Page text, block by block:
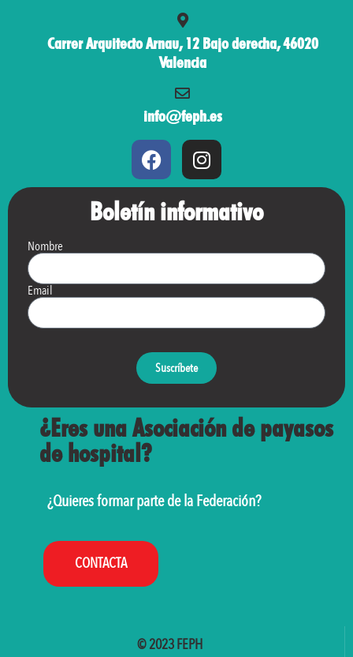
Carrer Arquitecto Arnau, 12 Bajo derecha, 46020
Valencia
info@feph.es
Boletín informativo
Nombre
Email
Suscríbete
¿Eres una Asociación de payasos
de hospital?
¿Quieres formar parte de la Federación?
CONTACTA
© 2023 FEPH